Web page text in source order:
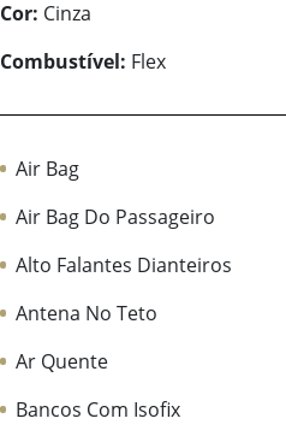
Cor: Cinza
Combustível: Flex
Air Bag
Air Bag Do Passageiro
Alto Falantes Dianteiros
Antena No Teto
Ar Quente
Bancos Com Isofix